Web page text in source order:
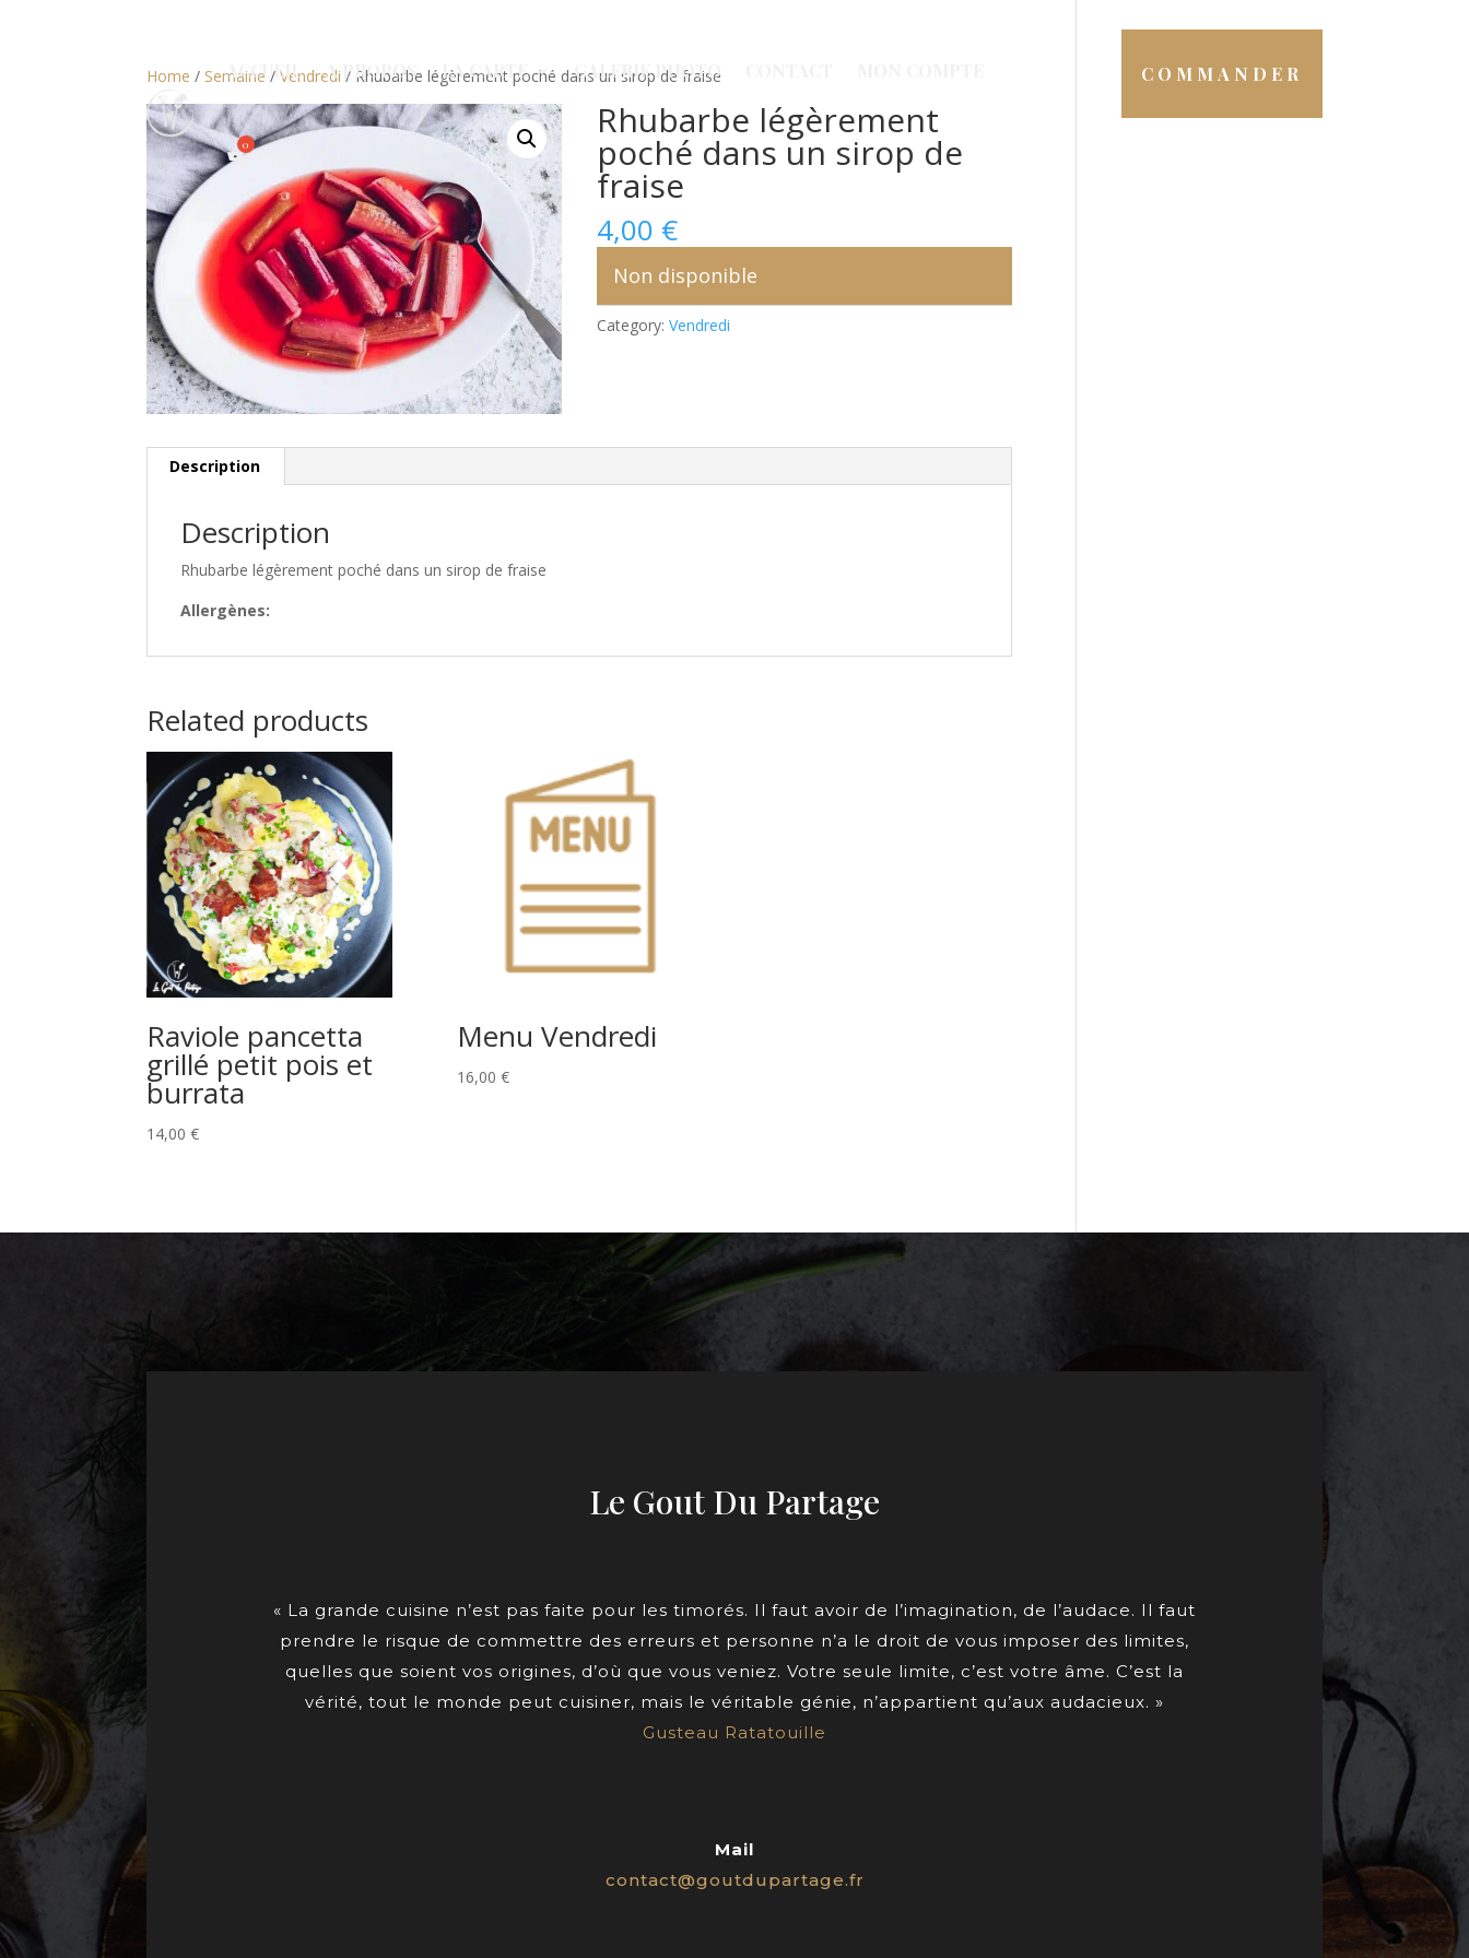
ACCUEIL A PROPOS LA CARTE GALERIE PHOTO
0,00
COMMANDER
Home / Semaine /Vendredi / Rhubarbe légèrement poché dans un sirop de fraise
Rhubarbe légèrement
poché dans un sirop de
fraise
4,00 €
Non disponible
Category:Vendredi
Description
Description
Rhubarbe légèrement poché dans un sirop de fraise
Allergènes:
Related products
Raviole pancetta
grillé petit pois et
burrata
14,00€
Menu Vendredi
16,00 €
Le Gout Du Partage
« La grande cuisine n’est pas faite pour les timorés. Il faut avoir de l’imagination, de l’audace. Il faut
prendre le risque de commettre des erreurs et personne n’a le droit de vous imposer des limites,
quelles que soient vos origines, d’où que vous veniez. Votre seule limite, c’est votre âme. C’est la
vérité, tout le monde peut cuisiner, mais le véritable génie, n’appartient qu’aux audacieux. »
Gusteau Ratatouille
Mail
contact@goutdupartage.fr